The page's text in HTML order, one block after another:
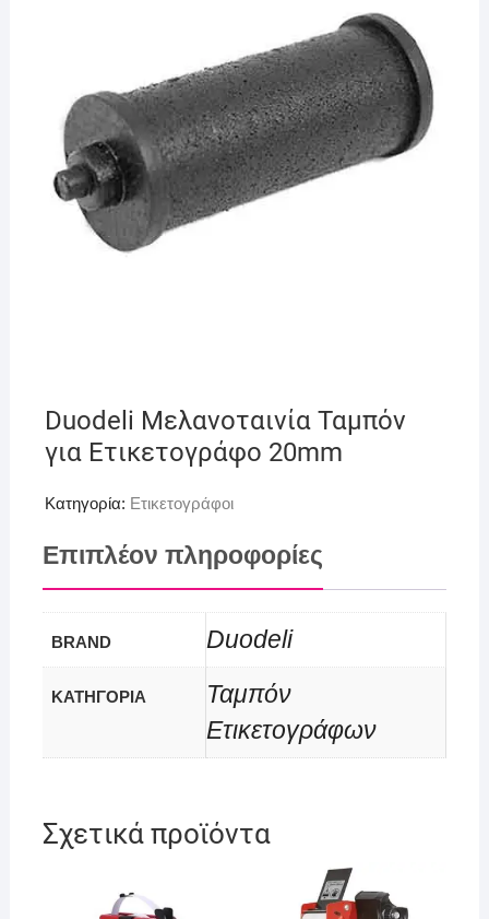
Duodeli Μελανοταινία Ταμπόν
για Ετικετογράφο 20mm
Κατηγορία: Ετικετογράφοι
Επιπλέον πληροφορίες
BRAND Duodeli
ΚΑΤΗΓΟΡΙΑ
Ταμπόν
Ετικετογράφων
Σχετικά προϊόντα